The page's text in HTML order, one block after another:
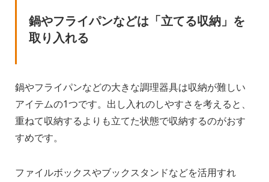
鍋やフライパンなどは「立てる収納」を
取り入れる
鍋やフライパンなどの大きな調理器具は収納が難しい
アイテムの1つです。出し入れのしやすさを考えると、
重ねて収納するよりも立てた状態で収納するのがおす
すめです。
ファイルボックスやブックスタンドなどを活用すれ